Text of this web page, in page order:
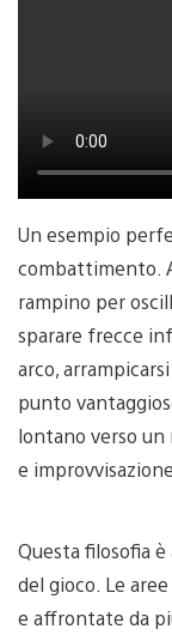
Un esempio
combattimento.
rampino per
sparare frecce
arco,
punto
lontano verso un
e
Questa filosofia
del gioco. Le
e affrontate da